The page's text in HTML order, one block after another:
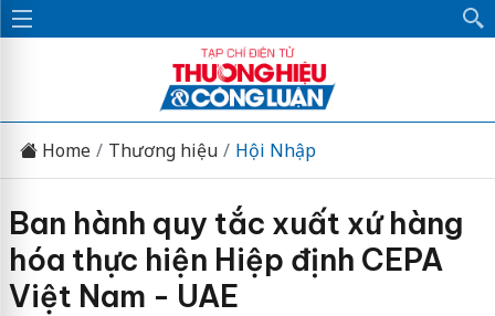
Home Thương hiệu Hội Nhập
Ban hành quy tắc xuất xứ hàng
hóa thực hiện Hiệp định CEPA
Việt Nam - UAE